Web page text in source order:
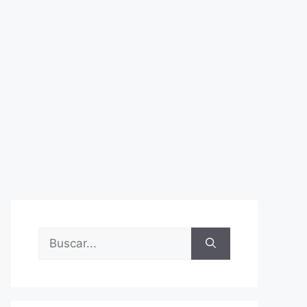
Buscar: